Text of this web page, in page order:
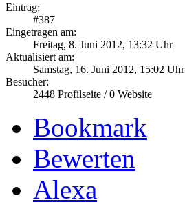
Eintrag:
#387
Eingetragen am:
Freitag, 8. Juni 2012, 13:32 Uhr
Aktualisiert am:
Samstag, 16. Juni 2012, 15:02 Uhr
Besucher:
2448 Profilseite /0 Website
Bookmark
Bewerten
Alexa